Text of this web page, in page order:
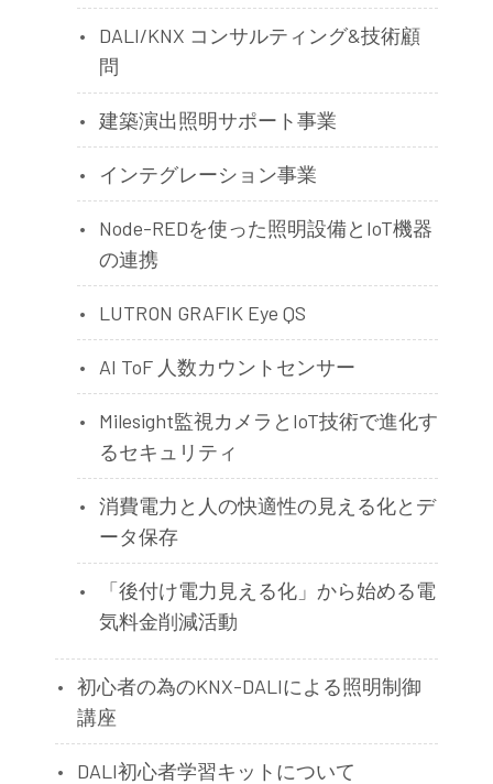
DALI/KNX コンサルティング&技術顧
問
建築演出照明サポート事業
インテグレーション事業
Node-REDを使った照明設備とIoT機器
の連携
LUTRON GRAFIK Eye QS
AI ToF 人数カウントセンサー
Milesight監視カメラとIoT技術で進化す
るセキュリティ
消費電力と人の快適性の見える化とデ
ータ保存
「後付け電力見える化」から始める電
気料金削減活動
初心者の為のKNX-DALIによる照明制御
講座
DALI初心者学習キットについて